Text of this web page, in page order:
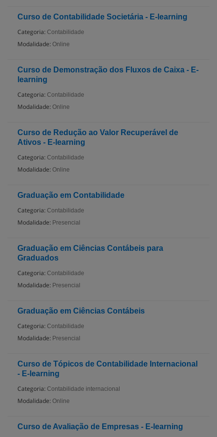
Curso de Contabilidade Societária - E-learning
Categoria: Contabilidade
Modalidade: Online
Curso de Demonstração dos Fluxos de Caixa - E-
learning
Categoria: Contabilidade
Modalidade: Online
Curso de Redução ao Valor Recuperável de
Ativos - E-learning
Categoria: Contabilidade
Modalidade: Online
Graduação em Contabilidade
Categoria: Contabilidade
Modalidade: Presencial
Graduação em Ciências Contábeis para
Graduados
Categoria: Contabilidade
Modalidade: Presencial
Graduação em Ciências Contábeis
Categoria: Contabilidade
Modalidade: Presencial
Curso de Tópicos de Contabilidade Internacional
- E-learning
Categoria: Contabilidade internacional
Modalidade: Online
Curso de Avaliação de Empresas - E-learning